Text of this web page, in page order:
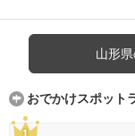
山形
おでかけスポット